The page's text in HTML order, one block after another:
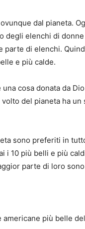
dal pianeta.
degli elenchi di
parte di elenchi.
e più calde.
una cosa donata da
del pianeta ha
sono preferiti in
i 10 più belli e più
parte di loro
americane più belle